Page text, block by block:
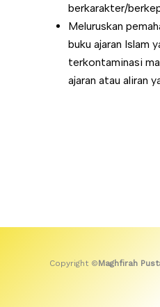
berkarakter/
Meluruskan
buku ajaran Islam
terkontaminasi
ajaran atau aliran
Copyright ©Maghfirah